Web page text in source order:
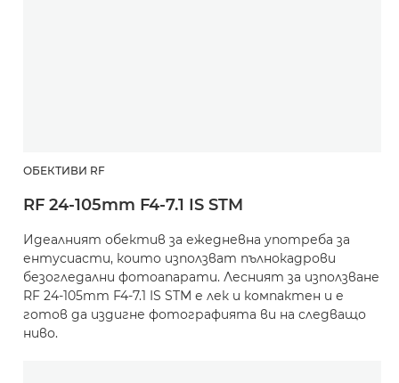
ОБЕКТИВИ RF
RF 24-105mm F4-7.1 IS STM
Идеалният обектив за ежедневна употреба за
ентусиасти, които използват пълнокадрови
безогледални фотоапарати. Лесният за използване
RF 24-105mm F4-7.1 IS STM е лек и компактен и е
готов да издигне фотографията ви на следващо
ниво.